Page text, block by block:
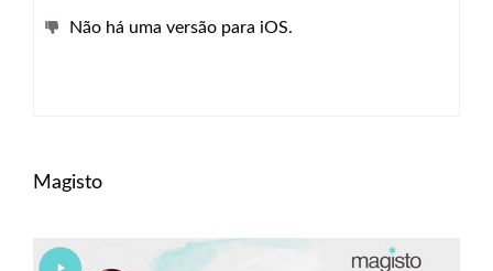
Não há uma versão para iOS.
Magisto